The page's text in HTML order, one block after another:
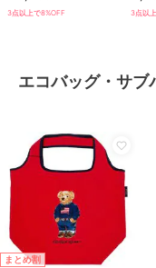
3点以上で8%OFF 3点以
エコバッグ・サブ
まとめ割